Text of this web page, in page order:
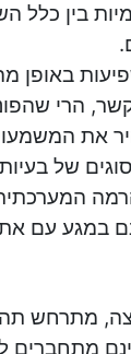
בין כלל
הרי
את
של
במגע עם
מתרחש
מתחברים